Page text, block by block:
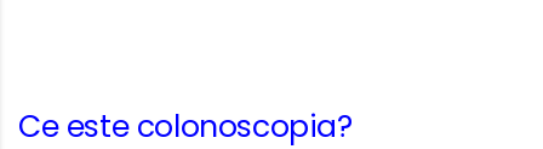
Ce este colonoscopia?